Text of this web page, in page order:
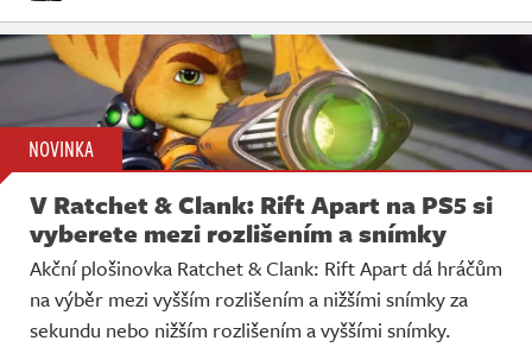
NOVINKA
V Ratchet & Clank: Rift Apart na PS5 si
vyberete mezi rozlišením a snímky
Akční plošinovka Ratchet & Clank: Rift Apart dá hráčům
na výběr mezi vyšším rozlišením a nižšími snímky za
sekundu nebo nižším rozlišením a vyššími snímky.